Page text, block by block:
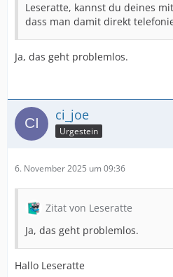
Leseratte, kannst du deines
dass man damit direkt
Ja, das geht problemlos.
ci_joe
Urgestein
6. November 2025 um 09:36
Zitat von Leseratte
Ja, das geht problemlos.
Hallo Leseratte